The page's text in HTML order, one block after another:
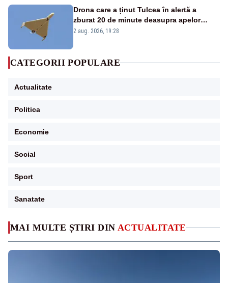
MAI MULTE ȘTIRI DIN ACTUALITATE
Drona care a ținut Tulcea în alertă a
zburat 20 de minute deasupra apelor
României. Au fost ridicate două F-16
2 aug. 2026, 19:28
CATEGORII POPULARE
Actualitate
Politica
Economie
Social
Sport
Sanatate